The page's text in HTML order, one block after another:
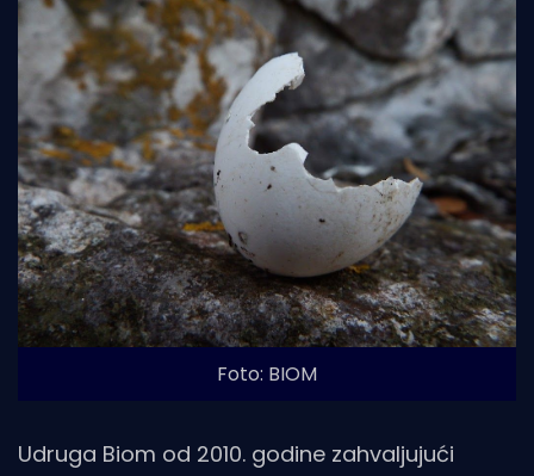
Foto: BIOM
Udruga Biom od 2010. godine zahvaljujući